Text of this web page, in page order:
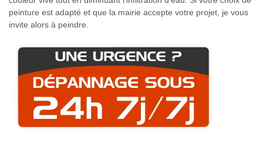
peinture est adapté et que la mairie accepte votre projet, je vous
invite alors à peindre.